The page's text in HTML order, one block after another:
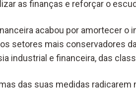
as finanças e reforçar o
acabou por amortecer o
setores mais conservadores
industrial e financeira, das
das suas medidas